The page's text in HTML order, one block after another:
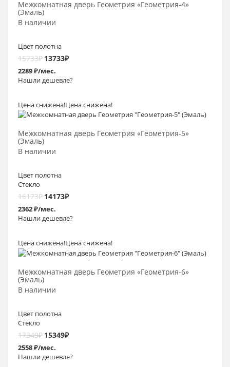
Межкомнатная дверь Геометрия «Геометрия-4»
(Эмаль)
В наличии
Цвет полотна
15733₽ 13733₽
2289 ₽/мес.
Нашли дешевле?
Цена снижена!Цена снижена!
Межкомнатная дверь Геометрия «Геометрия-5»
(Эмаль)
В наличии
Цвет полотна
Стекло
16173₽ 14173₽
2362 ₽/мес.
Нашли дешевле?
Выбрать >
Цена снижена!Цена снижена!
Межкомнатная дверь Геометрия «Геометрия-6»
(Эмаль)
В наличии
Цвет полотна
Стекло
17349₽ 15349₽
2558 ₽/мес.
Нашли дешевле?
Выбрать >